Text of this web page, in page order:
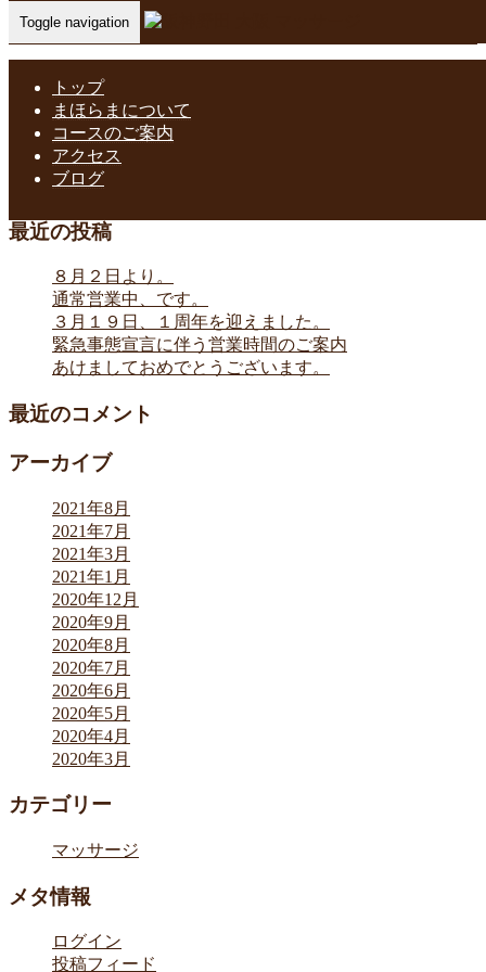
Toggle navigation
トップ
まほらまについて
コースのご案内
アクセス
ブログ
Home- 完全予…
完全予約
最近の投稿
８月２日より。
通常営業中、です。
３月１９日、１周年を迎えました。
緊急事態宣言に伴う営業時間のご案内
あけましておめでとうございます。
最近のコメント
アーカイブ
2021年8月
2021年7月
2021年3月
2021年1月
2020年12月
2020年9月
2020年8月
2020年7月
2020年6月
2020年5月
2020年4月
2020年3月
カテゴリー
マッサージ
メタ情報
ログイン
投稿フィード